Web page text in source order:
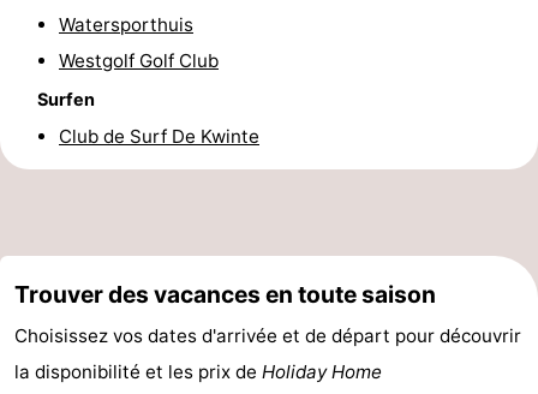
manger
Pratiques
Forum
Route
Stationnement
-
Tram
du
Adresses
Médicales
Région
Watersporthuis
Westgolf Golf Club
Surfen
Club de Surf De Kwinte
Trouver des vacances en toute saison
Choisissez vos dates d'arrivée et de départ pour découvrir
la disponibilité et les prix de Holiday Home